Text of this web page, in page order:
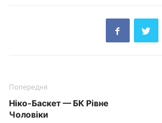
Попередня
Ніко-Баскет — БК Рівне
Чоловіки